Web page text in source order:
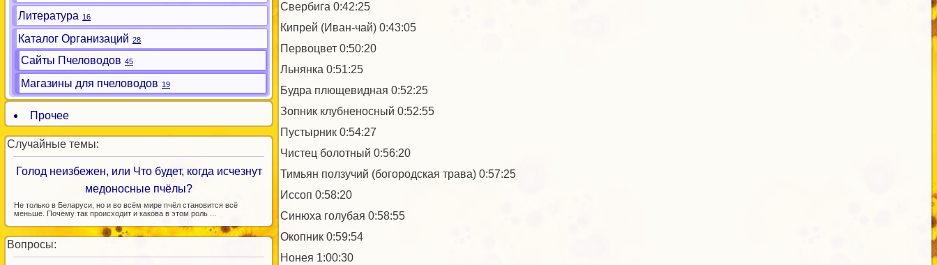
Свербига 0:42:25
Кипрей (Иван-чай) 0:43:05
Первоцвет 0:50:20
Льнянка 0:51:25
Будра плющевидная 0:52:25
Зопник клубненосный 0:52:55
Пустырник 0:54:27
Чистец болотный 0:56:20
Тимьян ползучий (богородская трава) 0:57:25
Иссоп 0:58:20
Синюха голубая 0:58:55
Окопник 0:59:54
Нонея 1:00:30
Литература 16
Каталог Организаций 28
Сайты Пчеловодов 45
Магазины для пчеловодов 19
Прочее
Случайные темы:
Голод неизбежен, или Что будет, когда исчезнут
медоносные пчёлы?
Не только в Беларуси, но и во всём мире пчёл становится всё
меньше. Почему так происходит и какова в этом роль ...
Вопросы: